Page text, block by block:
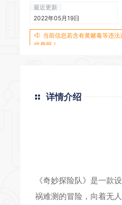
最近更新
2022年05月19日
当前信息若含有黄赌毒等违
此举报！
详情介绍
《奇妙探险队》是一款
祸难测的冒险，向着无
*